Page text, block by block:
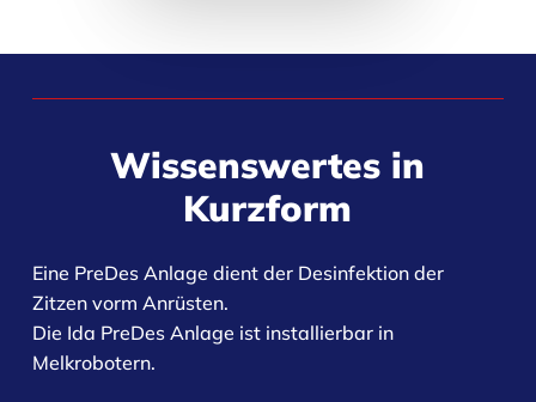
Wissenswertes in
Kurzform
Eine PreDes Anlage dient der Desinfektion der
Zitzen vorm Anrüsten.
Die Ida PreDes Anlage ist installierbar in
Melkrobotern.